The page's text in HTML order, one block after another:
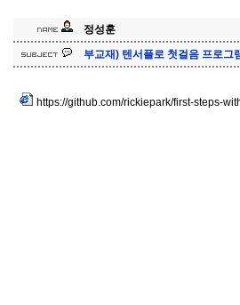
정성훈
부교재) 텐서플로 첫걸음 프로그
https://github.com/rickiepark/first-steps-